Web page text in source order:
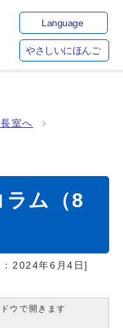
Language
やさしいにほんご
室へ
ム（8
2024年6月4日]
ウで開きます